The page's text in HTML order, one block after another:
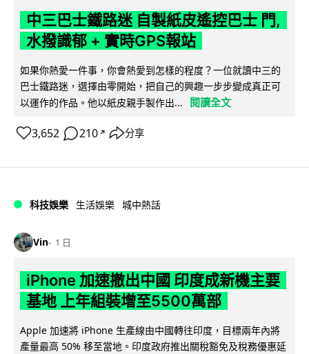
中三巴士鐵路迷 自製紙皮遙控巴士 門,
水撥識郁 + 實時GPS報站
如果你熱愛一件事，你會熱愛到怎樣的程度？一位就讀中三的
巴士鐵路迷，選擇由零開始，把自己的興趣一步步變成真正可
以運作的作品。他以紙皮親手製作出...
閱讀全文
3,652 210 ↗ 分享
科技娛樂 生活娛樂 城中熱話
Vin 1 日
iPhone 加速撤出中國 印度成新機主要
基地 上年組裝增至5500萬部
Apple 加速將 iPhone 生產線由中國轉往印度，目標兩年內將
產量最高 50% 移至當地。印度政府推出關稅豁免及稅務優惠延